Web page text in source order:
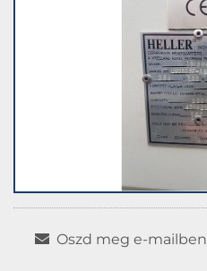
Oszd meg e-mailben